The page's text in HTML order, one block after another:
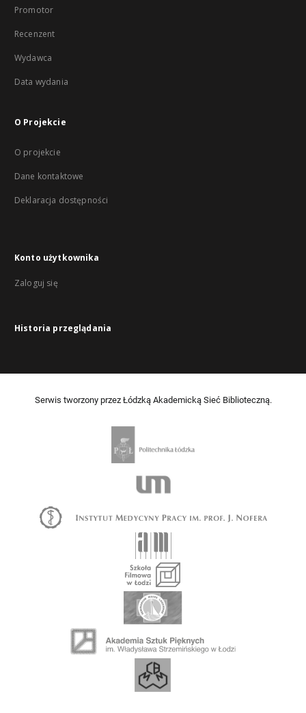
Promotor
Recenzent
Wydawca
Data wydania
O Projekcie
O projekcie
Dane kontaktowe
Deklaracja dostępności
Konto użytkownika
Zaloguj się
Historia przeglądania
Serwis tworzony przez Łódzką Akademicką Sieć Biblioteczną.